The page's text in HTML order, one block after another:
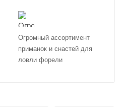
Огромный ассортимент
приманок и снастей для
ловли форели